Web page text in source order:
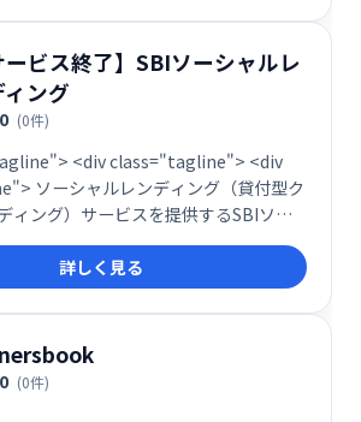
ービス終了】SBIソーシャルレ
ィング
(0件)
<div class="tagline"> <div
ソーシャルレンディング（貸付型ク
ィング）サービスを提供するSBIソー
ングは、1万円から資産運用が始めら
</div> </div>
詳しく見る
(0件)